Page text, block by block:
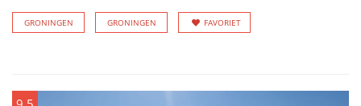
GRONINGEN GRONINGEN FAVORIET